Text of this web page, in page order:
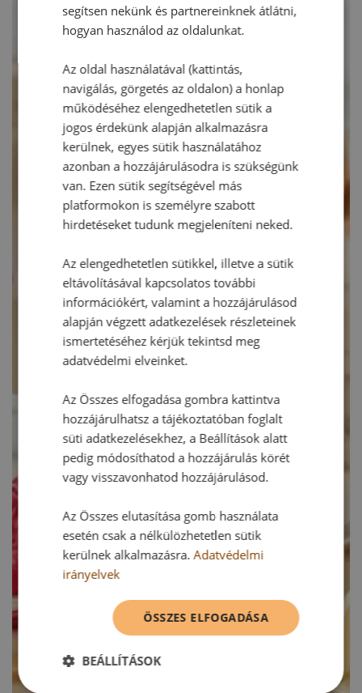
segítsen nekünk és partnereinknek átlátni,
hogyan használod az oldalunkat.
Az oldal használatával (kattintás,
navigálás, görgetés az oldalon) a honlap
működéséhez elengedhetetlen sütik a
jogos érdekünk alapján alkalmazásra
kerülnek, egyes sütik használatához
azonban a hozzájárulásodra is szükségünk
van. Ezen sütik segítségével más
platformokon is személyre szabott
hirdetéseket tudunk megjeleníteni neked.
Az elengedhetetlen sütikkel, illetve a sütik
eltávolításával kapcsolatos további
információkért, valamint a hozzájárulásod
alapján végzett adatkezelések részleteinek
ismertetéséhez kérjük tekintsd meg
adatvédelmi elveinket.
Az Összes elfogadása gombra kattintva
hozzájárulhatsz a tájékoztatóban foglalt
süti adatkezelésekhez, a Beállítások alatt
pedig módosíthatod a hozzájárulás körét
vagy visszavonhatod hozzájárulásod.
Az Összes elutasítása gomb használata
esetén csak a nélkülözhetetlen sütik
kerülnek alkalmazásra.Adatvédelmi
irányelvek
ÖSSZES ELFOGADÁSA
BEÁLLÍTÁSOK